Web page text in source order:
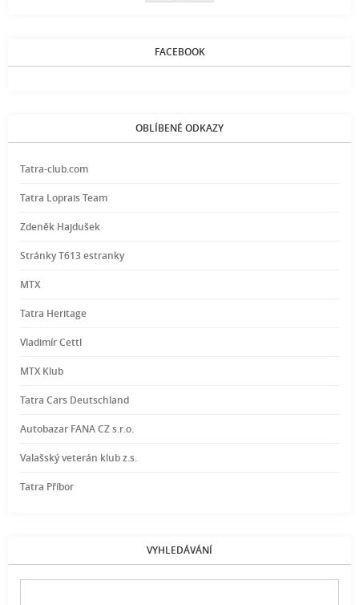
FACEBOOK
OBLÍBENÉ ODKAZY
Tatra-club.com
Tatra Loprais Team
Zdeněk Hajdušek
Stránky T613 estranky
MTX
Tatra Heritage
Vladimír Cettl
MTX Klub
Tatra Cars Deutschland
Autobazar FANA CZ s.r.o.
Valašský veterán klub z.s.
Tatra Příbor
VYHLEDÁVÁNÍ